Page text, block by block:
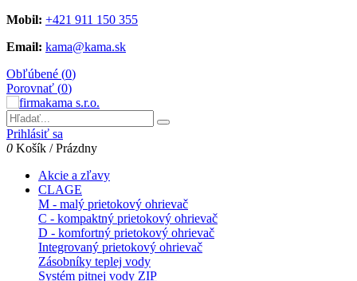
Mobil: +421 911 150 355
Email: kama@kama.sk
Obľúbené (0)
Porovnať (0)
Prihlásiť sa
0 Košík /Prázdny
Akcie a zľavy
CLAGE
M - malý prietokový ohrievač
C - kompaktný prietokový ohrievač
D - komfortný prietokový ohrievač
Integrovaný prietokový ohrievač
Zásobníky teplej vody
Systém pitnej vody ZIP